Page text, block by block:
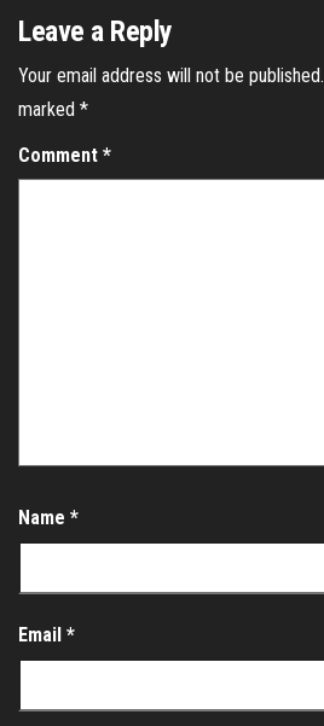
Leave a Reply
Your email address will not be published.
marked *
Comment *
Name *
Email *